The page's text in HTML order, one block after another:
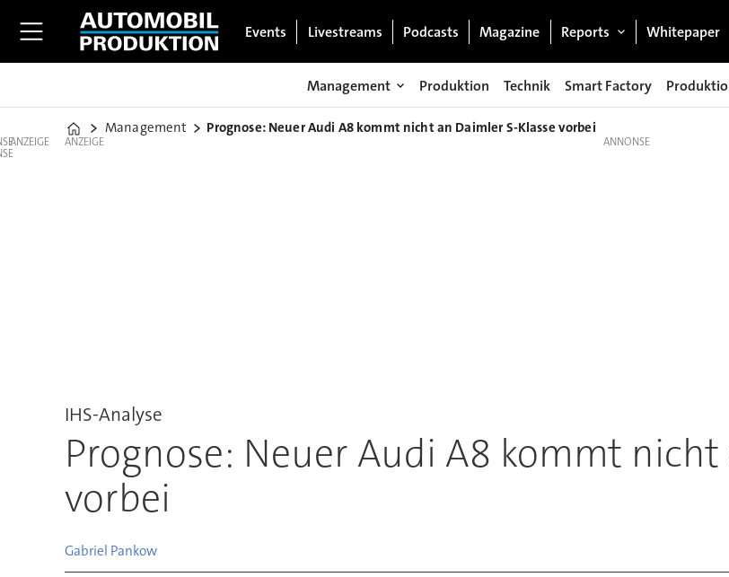
Events Livestreams Podcasts Magazine Reports Whitepaper
Management Produktion Technik Smart Factory
Home
Management Prognose: Neuer Audi A8 kommt nicht an Daimler S-Klasse vorbei
ANZEIGE ANZEIGE
IHS-Analyse
Prognose: Neuer Audi A8 kommt nicht
vorbei
Gabriel Pankow